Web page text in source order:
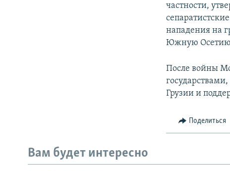
частности,
нападения на
Южную Осетию
После войны
Грузии и
Поделиться
Вам будет интересно